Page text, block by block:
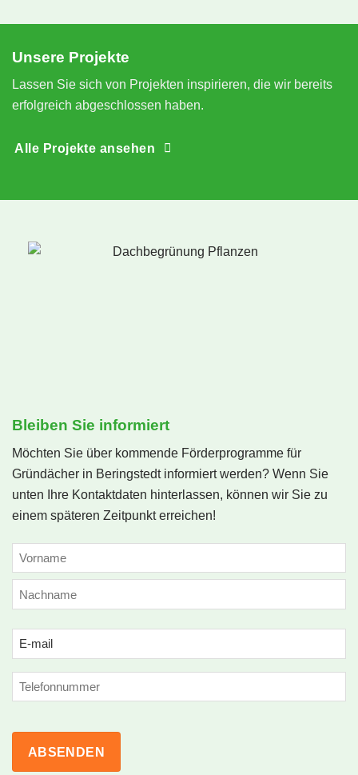
Unsere Projekte
Lassen Sie sich von Projekten inspirieren, die wir bereits
erfolgreich abgeschlossen haben.
Alle Projekte ansehen
Bleiben Sie informiert
Möchten Sie über kommende Förderprogramme für
Gründächer in Beringstedt informiert werden? Wenn Sie
unten Ihre Kontaktdaten hinterlassen, können wir Sie zu
einem späteren Zeitpunkt erreichen!
NAME
(ERFORDERLICH)
Email
(erforderlich)
Phone